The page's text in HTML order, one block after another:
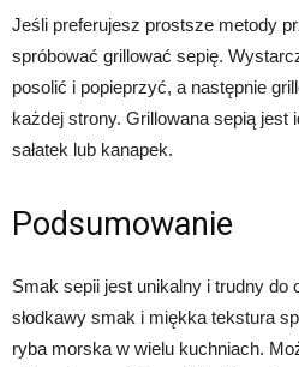
Jeśli preferujesz prostsze metody
spróbować grillować sepię.
posolić i popieprzyć, a następnie
każdej strony. Grillowana sepią jest
sałatek lub kanapek.
Podsumowanie
Smak sepii jest unikalny i trudny do
słodkawy smak i miękka tekstura
ryba morska w wielu kuchniach.